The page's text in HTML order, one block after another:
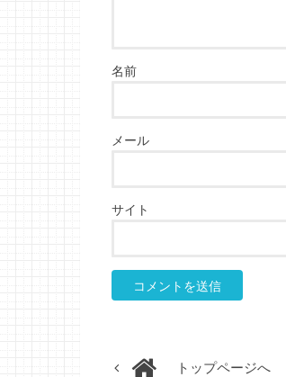
名前
メール
サイト
トップページへ